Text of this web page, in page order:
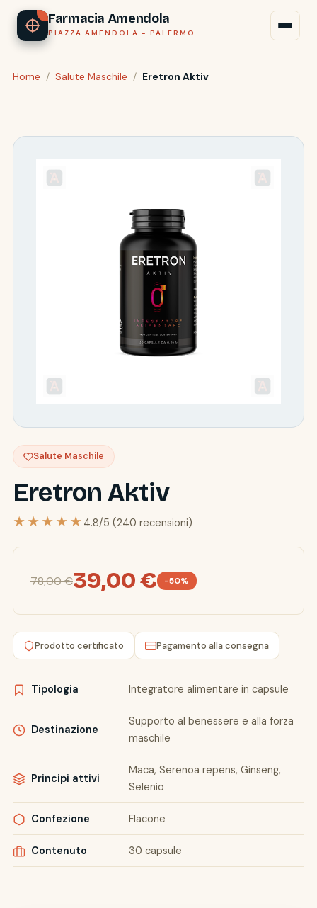
Farmacia Amendola
PIAZZA AMENDOLA - PALERMO
Home / Salute Maschile / Eretron Aktiv
Salute Maschile
Eretron Aktiv
★★★★★ 4.8/5 (240 recensioni)
78,00 €39,00 € -50%
Prodotto certificato Pagamento alla consegna
Tipologia Integratore alimentare in capsule
Destinazione
Supporto al benessere e alla forza
maschile
Principi attivi
Maca, Serenoa repens, Ginseng,
Selenio
Confezione Flacone
Contenuto 30 capsule